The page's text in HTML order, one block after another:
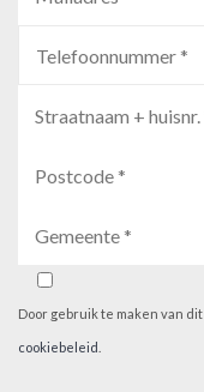
Door gebruik te maken van
cookiebeleid